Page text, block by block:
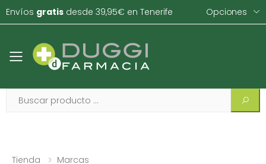
Envíos gratis desde 39,95€ en Tenerife Opciones
Toggle mobile menu
Tienda Marcas